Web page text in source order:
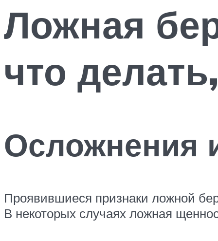
Ложная
что
Осложнения
Проявившиеся признаки ложной
В некоторых случаях ложная